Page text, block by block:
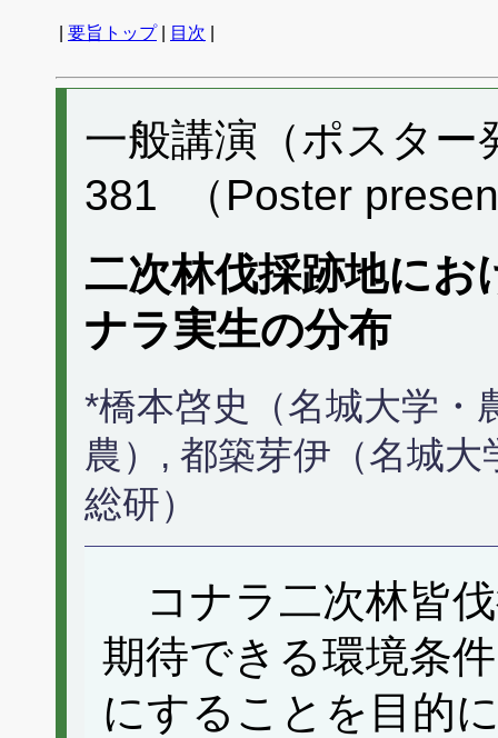
要旨トップ| 目次
一般講演（ポスター
381 （Poster
二次林伐採跡地にお
ナラ実生の分布
*橋本啓史（名城大学・
農）, 都築芽伊（名城
総研）
コナラ二次林皆
期待できる環境条
にすることを目的